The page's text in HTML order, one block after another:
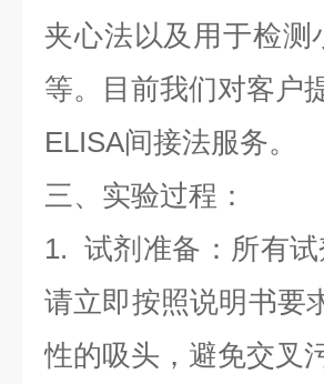
夹心法以及用于检
等。目前我们对客户
ELISA间接法服务。
三、实验过程：
1. 试剂准备：所有
请立即按照说明书要
性的吸头，避免交叉